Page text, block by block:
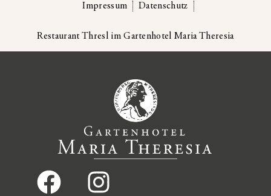
Impressum Datenschutz
Restaurant Thresl im Gartenhotel Maria Theresia